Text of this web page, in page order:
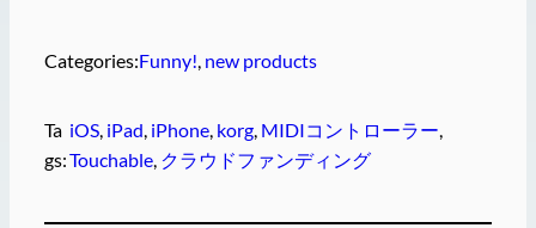
Categories:Funny!, new products
Ta
gs:
iOS, iPad iPhone, korg, MIDIコントローラー
Touchable, クラウドファンディング